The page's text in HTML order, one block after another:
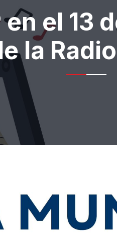
el 13
la